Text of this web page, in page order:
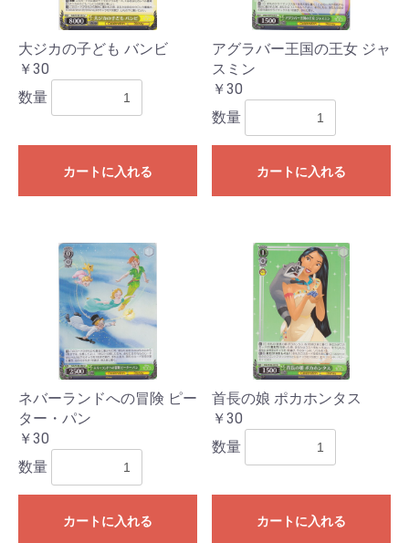
大ジカの子ども バンビ
￥30
数量
カートに入れる
アグラバー王国の王女 ジャ
スミン
￥30
数量
カートに入れる
ネバーランドへの冒険 ピー
ター・パン
￥30
数量
カートに入れる
首長の娘 ポカホンタス
￥30
数量
カートに入れる
お買い物を続ける カートへ進む